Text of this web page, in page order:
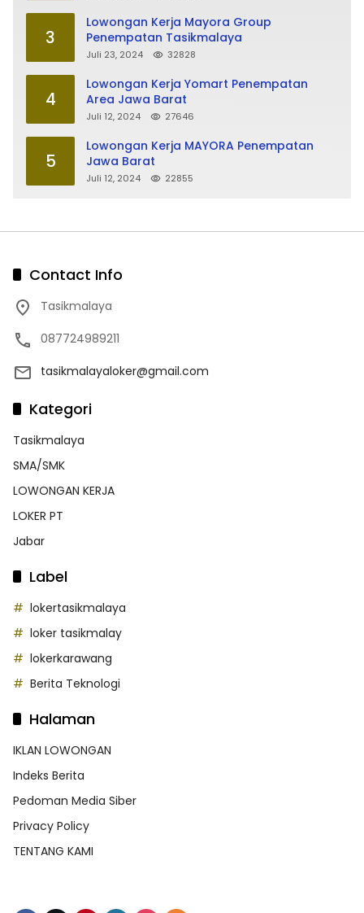
3
Lowongan Kerja Mayora Group
Penempatan Tasikmalaya
Juli 23, 2024 32828
4
Lowongan Kerja Yomart Penempatan
Area Jawa Barat
Juli 12, 2024 27646
5
Lowongan Kerja MAYORA Penempatan
Jawa Barat
Juli 12, 2024 22855
Contact Info
Tasikmalaya
087724989211
tasikmalayaloker@gmail.com
Kategori
Tasikmalaya
SMA/SMK
LOWONGAN KERJA
LOKER PT
Jabar
Label
lokertasikmalaya
loker tasikmalay
lokerkarawang
Berita Teknologi
Halaman
IKLAN LOWONGAN
Indeks Berita
Pedoman Media Siber
Privacy Policy
TENTANG KAMI